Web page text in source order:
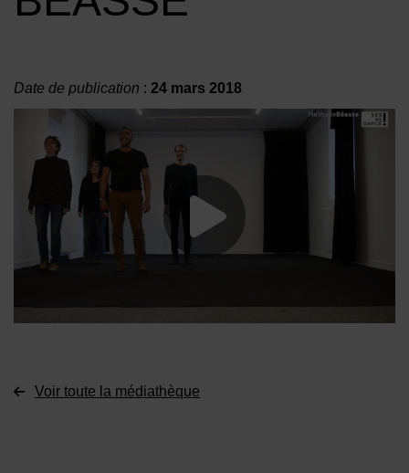
Date de publication : 24 mars 2018
Voir toute la médiathèque